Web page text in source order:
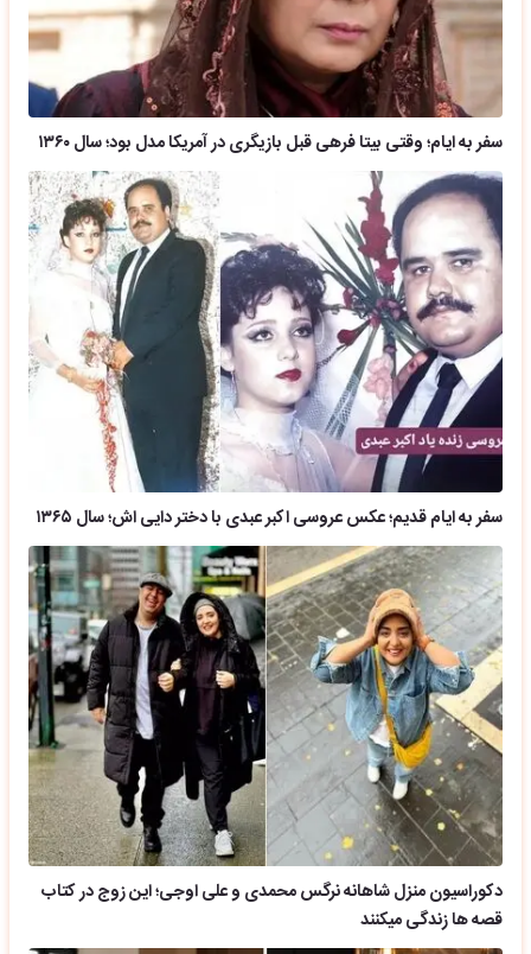
سفر به ایام؛ وقتی بیتا فرهی قبل بازیگری در آمریکا مدل بود؛ سال ۱۳۶۰
سفر به ایام قدیم؛ عکس عروسی اکبر عبدی با دختر دایی اش؛ سال ۱۳۶۵
دکوراسیون منزل شاهانه نرگس محمدی و علی اوجی؛ این زوج در کتاب
قصه ها زندگی میکنند